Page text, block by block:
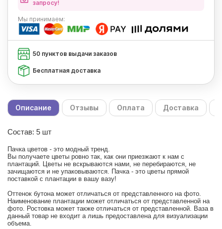
запросу!
Мы принимаем:
50 пунктов выдачи заказов
Бесплатная доставка
Описание Отзывы Оплата Доставка
Состав: 5 шт
Пачка цветов - это модный тренд.
Вы получаете цветы ровно так, как они приезжают к нам с
плантаций. Цветы не вскрываются нами, не перебираются, не
зачищаются и не упаковываются. Пачка - это цветы прямой
поставкой с плантации в вашу вазу!
Оттенок бутона может отличаться от представленного на фото.
Наименование плантации может отличаться от представленной на
фото. Ростовка может также отличаться от представленной. Ваза в
данный товар не входит а лишь предоставлена для визуализации
объема.